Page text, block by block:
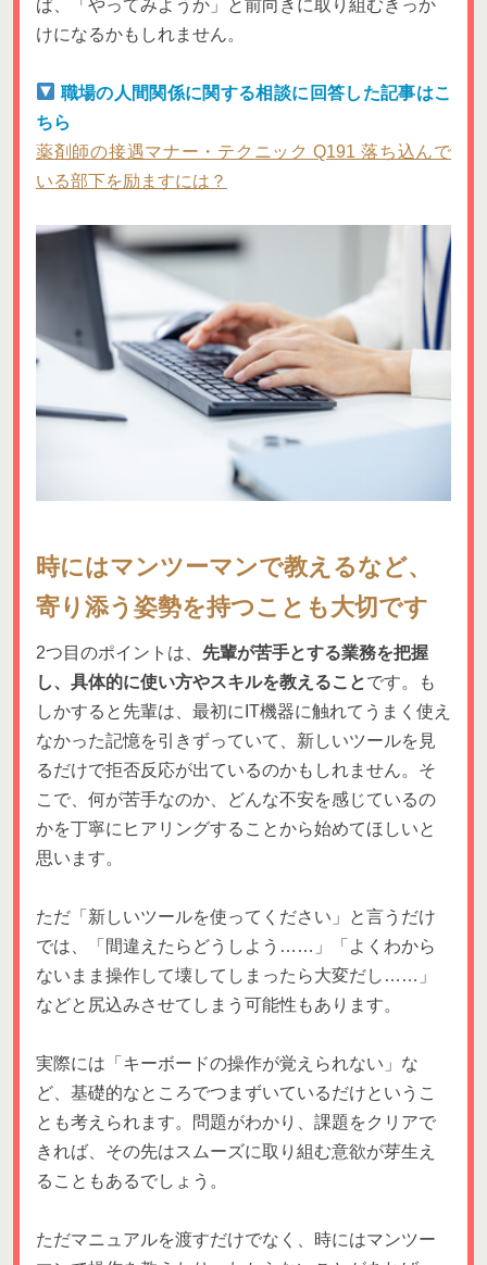
ば、「やってみようか」と前向きに取り組むきっか
けになるかもしれません。
職場の人間関係に関する相談に回答した記事はこ
ちら
薬剤師の接遇マナー・テクニック Q191 落ち込んで
いる部下を励ますには？
時にはマンツーマンで教えるなど、
寄り添う姿勢を持つことも大切です
2つ目のポイントは、 先輩が苦手とする業務を把握
し、具体的に使い方やスキルを教えることです。も
しかすると先輩は、最初にIT機器に触れてうまく使え
なかった記憶を引きずっていて、新しいツールを見
るだけで拒否反応が出ているのかもしれません。そ
こで、何が苦手なのか、どんな不安を感じているの
かを丁寧にヒアリングすることから始めてほしいと
思います。
ただ「新しいツールを使ってください」と言うだけ
では、「間違えたらどうしよう……」「よくわから
ないまま操作して壊してしまったら大変だし……」
などと尻込みさせてしまう可能性もあります。
実際には「キーボードの操作が覚えられない」な
ど、基礎的なところでつまずいているだけというこ
とも考えられます。問題がわかり、課題をクリアで
きれば、その先はスムーズに取り組む意欲が芽生え
ることもあるでしょう。
ただマニュアルを渡すだけでなく、時にはマンツー